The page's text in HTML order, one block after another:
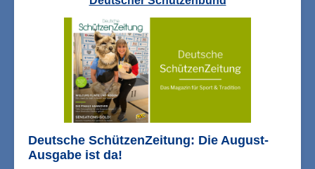
Deutsche SchützenZeitung: Die August-
Ausgabe ist da!